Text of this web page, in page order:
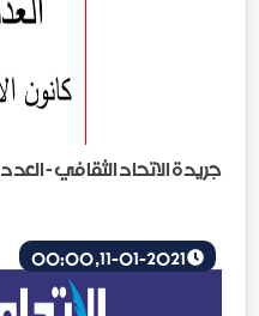
جريدة الاتحاد الثقافي - العدد 37